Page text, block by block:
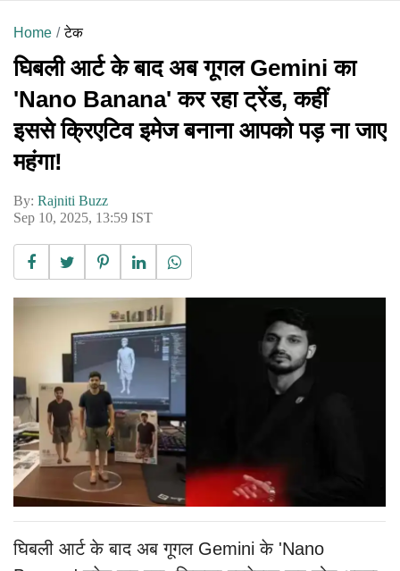
Home टेक
घिबली आर्ट के बाद अब गूगल Gemini का
'Nano Banana' कर रहा ट्रेंड, कहीं
इससे क्रिएटिव इमेज बनाना आपको पड़ ना जाए
महंगा!
By: Rajniti Buzz
Sep 10, 2025, 13:59 IST
घिबली आर्ट के बाद अब गूगल Gemini के 'Nano